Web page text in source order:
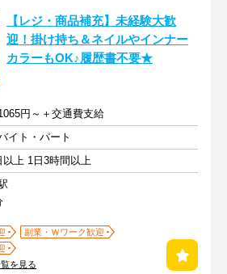
【レジ・商品補充】未経験大歓
迎！掛け持ち＆ネイルやインナー
カラーもOK♪履歴書不要★
円～＋交通費支給
イト・パート
以上 1日3時間以上
副業・Ｗワーク歓迎
を見る